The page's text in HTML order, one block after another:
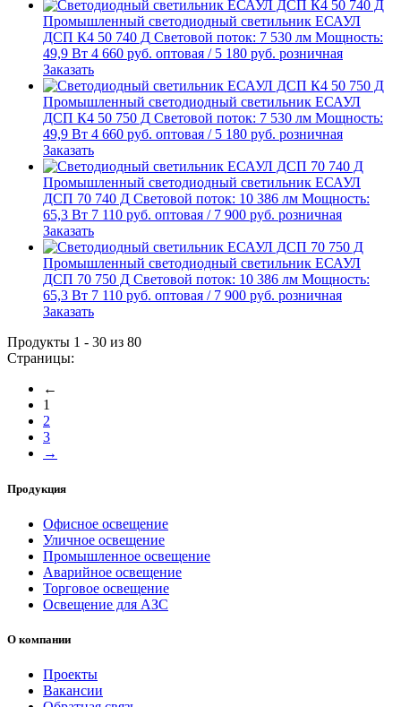
Промышленный светодиодный светильник ЕСАУЛ
ДСП К4 50 740 Д Световой поток: 7 530 лм Мощность:
49,9 Вт 4 660 руб. оптовая / 5 180 руб. розничная
Заказать
Промышленный светодиодный светильник ЕСАУЛ
ДСП К4 50 750 Д Световой поток: 7 530 лм Мощность:
49,9 Вт 4 660 руб. оптовая / 5 180 руб. розничная
Заказать
Промышленный светодиодный светильник ЕСАУЛ
ДСП 70 740 Д Световой поток: 10 386 лм Мощность:
65,3 Вт 7 110 руб. оптовая / 7 900 руб. розничная
Заказать
Промышленный светодиодный светильник ЕСАУЛ
ДСП 70 750 Д Световой поток: 10 386 лм Мощность:
65,3 Вт 7 110 руб. оптовая / 7 900 руб. розничная
Заказать
Продукты 1 - 30 из 80
Страницы:
←
1
2
3
→
Продукция
Офисное освещение
Уличное освещение
Промышленное освещение
Аварийное освещение
Торговое освещение
Освещение для АЗС
О компании
Проекты
Вакансии